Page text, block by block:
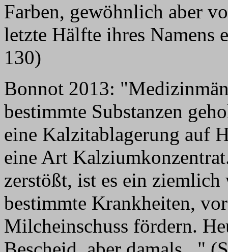
Farben, gewöhnlich aber
letzte Hälfte ihres Namens
130)
Bonnot 2013:
bestimmte Substanzen
eine Kalzitablagerung auf
eine Art
zerstößt, ist es ein
bestimmte Krankheiten,
Milcheinschuss fördern.